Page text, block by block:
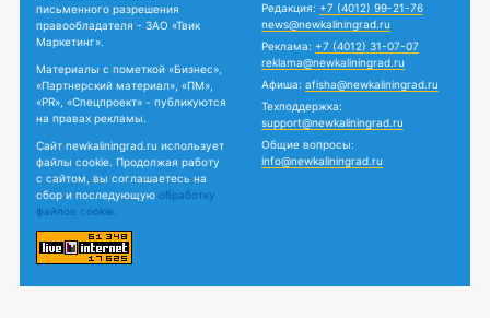
письменного разрешения
правообладателя - ЗАО «Твик
Маркетинг».
Материалы с пометкой «Бизнес»,
«Партнерский материал», «ПМ»,
«PR», «Спецпроект» - публикуются
на правах рекламы.
Сайт newkaliningrad.ru использует
файлы cookie. Продолжая работу
с сайтом, вы соглашаетесь на
сбор и последующую обработку
файлов cookie.
Редакция: +7 (4012) 99-21-76
news@newkaliningrad.ru
Реклама: +7 (4012) 31-07-07
reklama@newkaliningrad.ru
Афиша: afisha@newkaliningrad.ru
Техподдержка:
support@newkaliningrad.ru
Общие вопросы:
info@newkaliningrad.ru